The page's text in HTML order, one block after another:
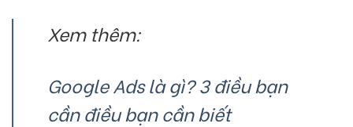
Xem thêm:
Google Ads là gì? 3 điều bạn
cần điều bạn cần biết